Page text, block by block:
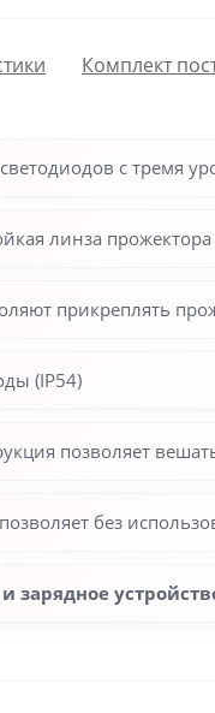
Комплект
с тремя
линза
прикреплять
(IP54)
позволяет
без
зарядное